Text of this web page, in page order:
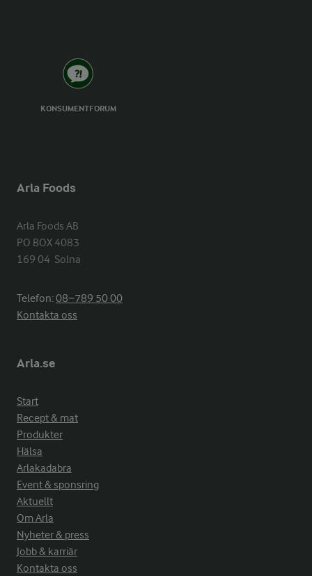
KONSUMENTFORUM
Arla Foods
Arla Foods AB
PO BOX 4083
169 04  Solna
Telefon:08−789 50 00
Kontakta oss
Arla.se
Start
Recept & mat
Produkter
Hälsa
Arlakadabra
Event & sponsring
Aktuellt
Om Arla
Nyheter & press
Jobb & karriär
Kontakta oss